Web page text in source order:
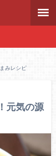
みレシピ
元気の源